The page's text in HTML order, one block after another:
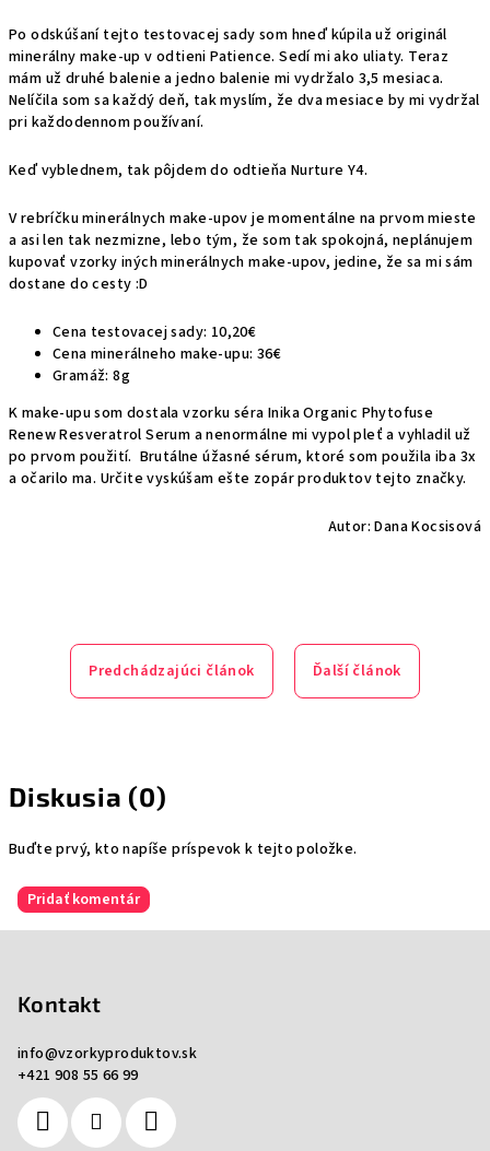
Po odskúšaní tejto testovacej sady som hneď kúpila už originál
minerálny make-up v odtieni Patience. Sedí mi ako uliaty. Teraz
mám už druhé balenie a jedno balenie mi vydržalo 3,5 mesiaca.
Nelíčila som sa každý deň, tak myslím, že dva mesiace by mi vydržal
pri každodennom používaní.
Keď vyblednem, tak pôjdem do odtieňa Nurture Y4.
V rebríčku minerálnych make-upov je momentálne na prvom mieste
a asi len tak nezmizne, lebo tým, že som tak spokojná, neplánujem
kupovať vzorky iných minerálnych make-upov, jedine, že sa mi sám
dostane do cesty :D
Cena testovacej sady: 10,20€
Cena minerálneho make-upu: 36€
Gramáž: 8g
K make-upu som dostala vzorku séra Inika Organic Phytofuse
Renew Resveratrol Serum a nenormálne mi vypol pleť a vyhladil už
po prvom použití. Brutálne úžasné sérum, ktoré som použila iba 3x
a očarilo ma. Určite vyskúšam ešte zopár produktov tejto značky.
Autor: Dana Kocsisová
Predchádzajúci článok Ďalší článok
Diskusia (0)
Buďte prvý, kto napíše príspevok k tejto položke.
Pridať komentár
Kontakt
info@vzorkyproduktov.sk
+421 908 55 66 99